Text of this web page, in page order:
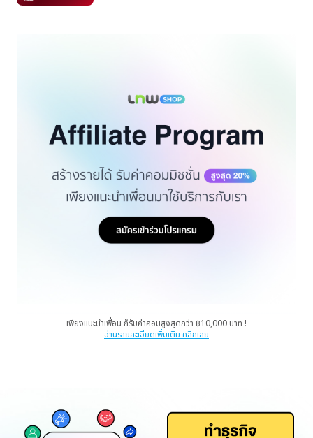
เพียงแนะนำเพื่อน ก็รับค่าคอมสูงสุดกว่า ฿10,000 บาท !
อ่านรายละเอียดเพิ่มเติม คลิกเลย